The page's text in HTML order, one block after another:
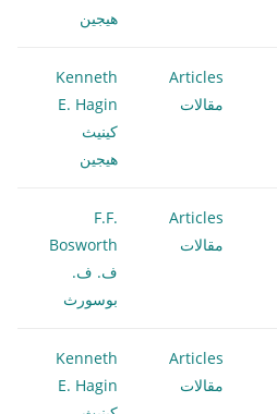
هيجين
Articles
مقالات
Kenneth
E. Hagin
كينيث
هيجين
Articles
مقالات
F.F.
Bosworth
ف. ف.
بوسورث
Articles
مقالات
Kenneth
E. Hagin